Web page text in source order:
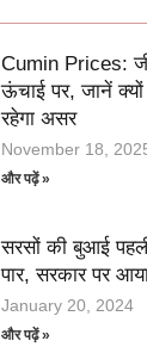
Cumin Prices:
ऊंचाई पर, जानें
रहेगा असर
November 18,
और पढ़ें »
सरसों की बुआई
पार, सरकार पर
January 20, 2024
और पढ़ें »